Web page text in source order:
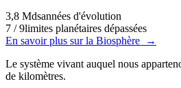
3,8 Mdsannées d'évolution
7 / 9limites planétaires dépassées
En savoir plus sur la Biosphère →
Le système vivant auquel nous
de kilomètres.